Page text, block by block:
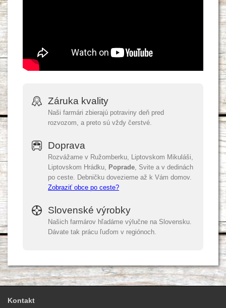
Záruka kvality
Naši farmári zbierajú potraviny deň pred
rozvozom, a preto sú vždy čerstvé.
Doprava
Rozvážame v Ružomberku, Liptovskom Mikuláši,
Liptovskom Hrádku, Poprade, Svite a v dedinách
po ceste. Debničku dovezieme až k Vám domov.
Zobraziť obce po ceste?
Slovenské výrobky
Našich farmárov hľadáme výlučne na Slovensku.
Dávate tak prácu ľuďom v regiónoch.
Kontakt